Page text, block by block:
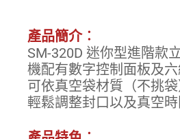
產品簡介︰
SM-320D 迷你型進階款
機配有數字控制面板及六
可依真空袋材質（不挑
輕鬆調整封口以及真空時